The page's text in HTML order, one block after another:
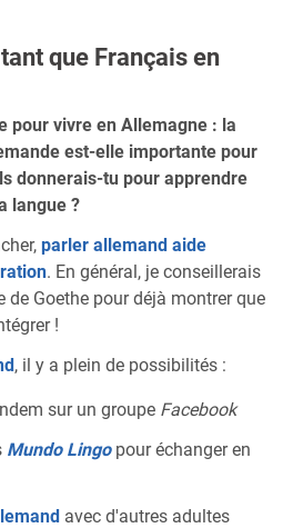
que Français en
pour vivre en Allemagne : la
est-elle importante pour
donnerais-tu pour apprendre
langue ?
parler allemand aide
. En général, je conseillerais
de Goethe pour déjà montrer que
!
, il y a plein de possibilités :
sur un groupe Facebook
Mundo Lingopour échanger en
avec d'autres adultes